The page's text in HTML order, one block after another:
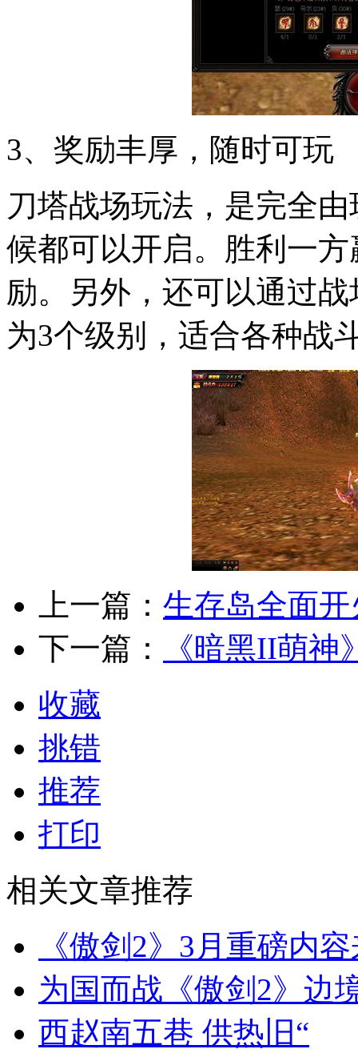
3、奖励丰厚，随时可玩
刀塔战场玩法，是完全
候都可以开启。胜利一
励。另外，还可以通过
为3个级别，适合各种战
上一篇： 生存岛全面
下一篇：
《暗黑II萌
收藏
挑错
推荐
打印
相关文章推荐
《傲剑2》3月重磅内
为国而战《傲剑2》边
西赵南五巷 供热旧“